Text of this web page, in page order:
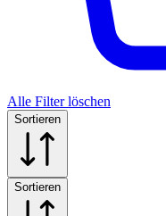
Alle Filter löschen
Sortieren
Sortieren